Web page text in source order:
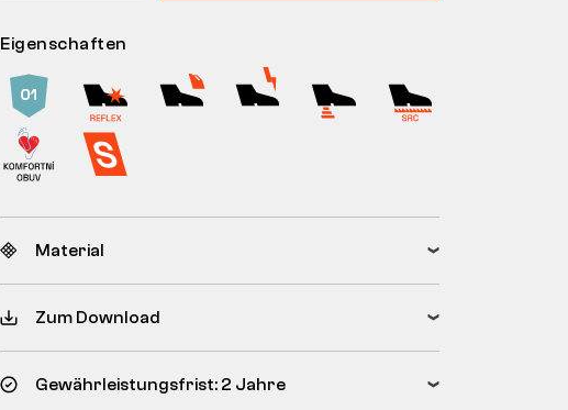
Eigenschaften
Material
Zum Download
Gewährleistungsfrist: 2 Jahre